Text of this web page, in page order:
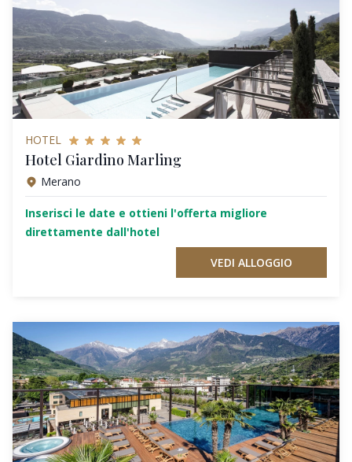
HOTEL
Hotel Giardino Marling
Merano
Inserisci le date e ottieni l'offerta migliore
direttamente dall'hotel
VEDI ALLOGGIO